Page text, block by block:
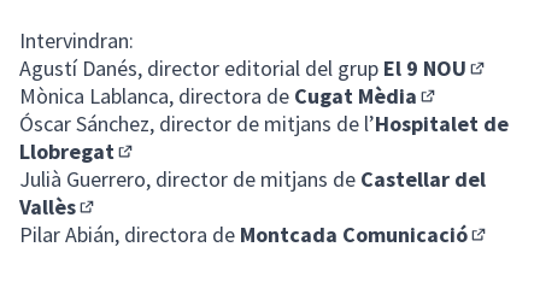
Intervindran:
Agustí Danés, director editorial del grup El 9 NOU
Mònica Lablanca, directora de Cugat Mèdia
(Enllaç
Óscar Sánchez, director de mitjans de l’Hospitalet de
Llobregat
(Enllaç extern)
Julià Guerrero, director de mitjans de Castellar del
Vallès
(Enllaç extern)
Pilar Abián, directora de Montcada Comunicació